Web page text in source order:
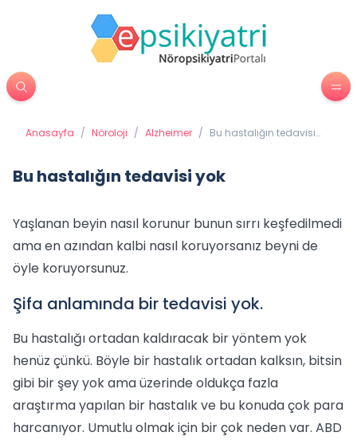
Anasayfa / Nöroloji / Alzheimer / Bu hastalığın tedavisi
Bu hastalığın tedavisi yok
Yaşlanan beyin nasıl korunur bunun sırrı keşfedilmedi
ama en azından kalbi nasıl koruyorsanız beyni de
öyle koruyorsunuz.
Şifa anlamında bir tedavisi yok.
Bu hastalığı ortadan kaldıracak bir yöntem yok
henüz çünkü. Böyle bir hastalık ortadan kalksın, bitsin
gibi bir şey yok ama üzerinde oldukça fazla
araştırma yapılan bir hastalık ve bu konuda çok para
harcanıyor. Umutlu olmak için bir çok neden var. ABD